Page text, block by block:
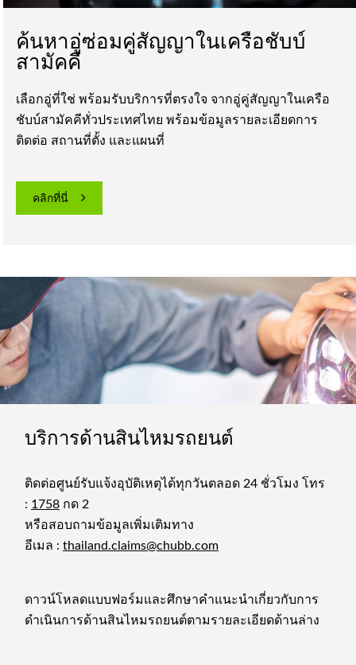
ค้นหาอู่ซ่อมคู่สัญญาในเครือชับบ์
สามัคคี
เลือกอู่ที่ใช่ พร้อมรับบริการที่ตรงใจ จากอู่คู่สัญญาในเครือ
ชับบ์สามัคคีทั่วประเทศไทย พร้อมข้อมูลรายละเอียดการ
ติดต่อ สถานที่ตั้ง และแผนที่
คลิกที่นี่
บริการด้านสินไหมรถยนต์
ติดต่อศูนย์รับแจ้งอุบัติเหตุได้ทุกวันตลอด 24 ชั่วโมง โทร
: 1758 กด 2
หรือสอบถามข้อมูลเพิ่มเติมทาง
อีเมล : thailand.claims@chubb.com
ดาวน์โหลดแบบฟอร์มและศึกษาคำแนะนำเกี่ยวกับการ
ดำเนินการด้านสินไหมรถยนต์ตามรายละเอียดด้านล่าง